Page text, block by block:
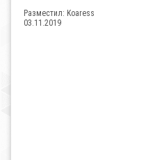
Разместил: Koaress
03.11.2019